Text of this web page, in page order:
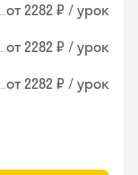
от 2282 ₽ / урок
от 2282 ₽ / урок
от 2282 ₽ / урок